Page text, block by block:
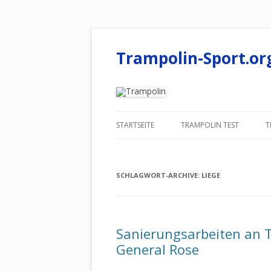
Trampolin-
STARTSEITE TRAMPOLIN TEST
FÜRS KINDERZIMMER
FITNESS TRAMPOLIN FÜR
SCHLAGWORT-ARCHIVE: LIEGE
Sanierungsarbeiten an
General Rose